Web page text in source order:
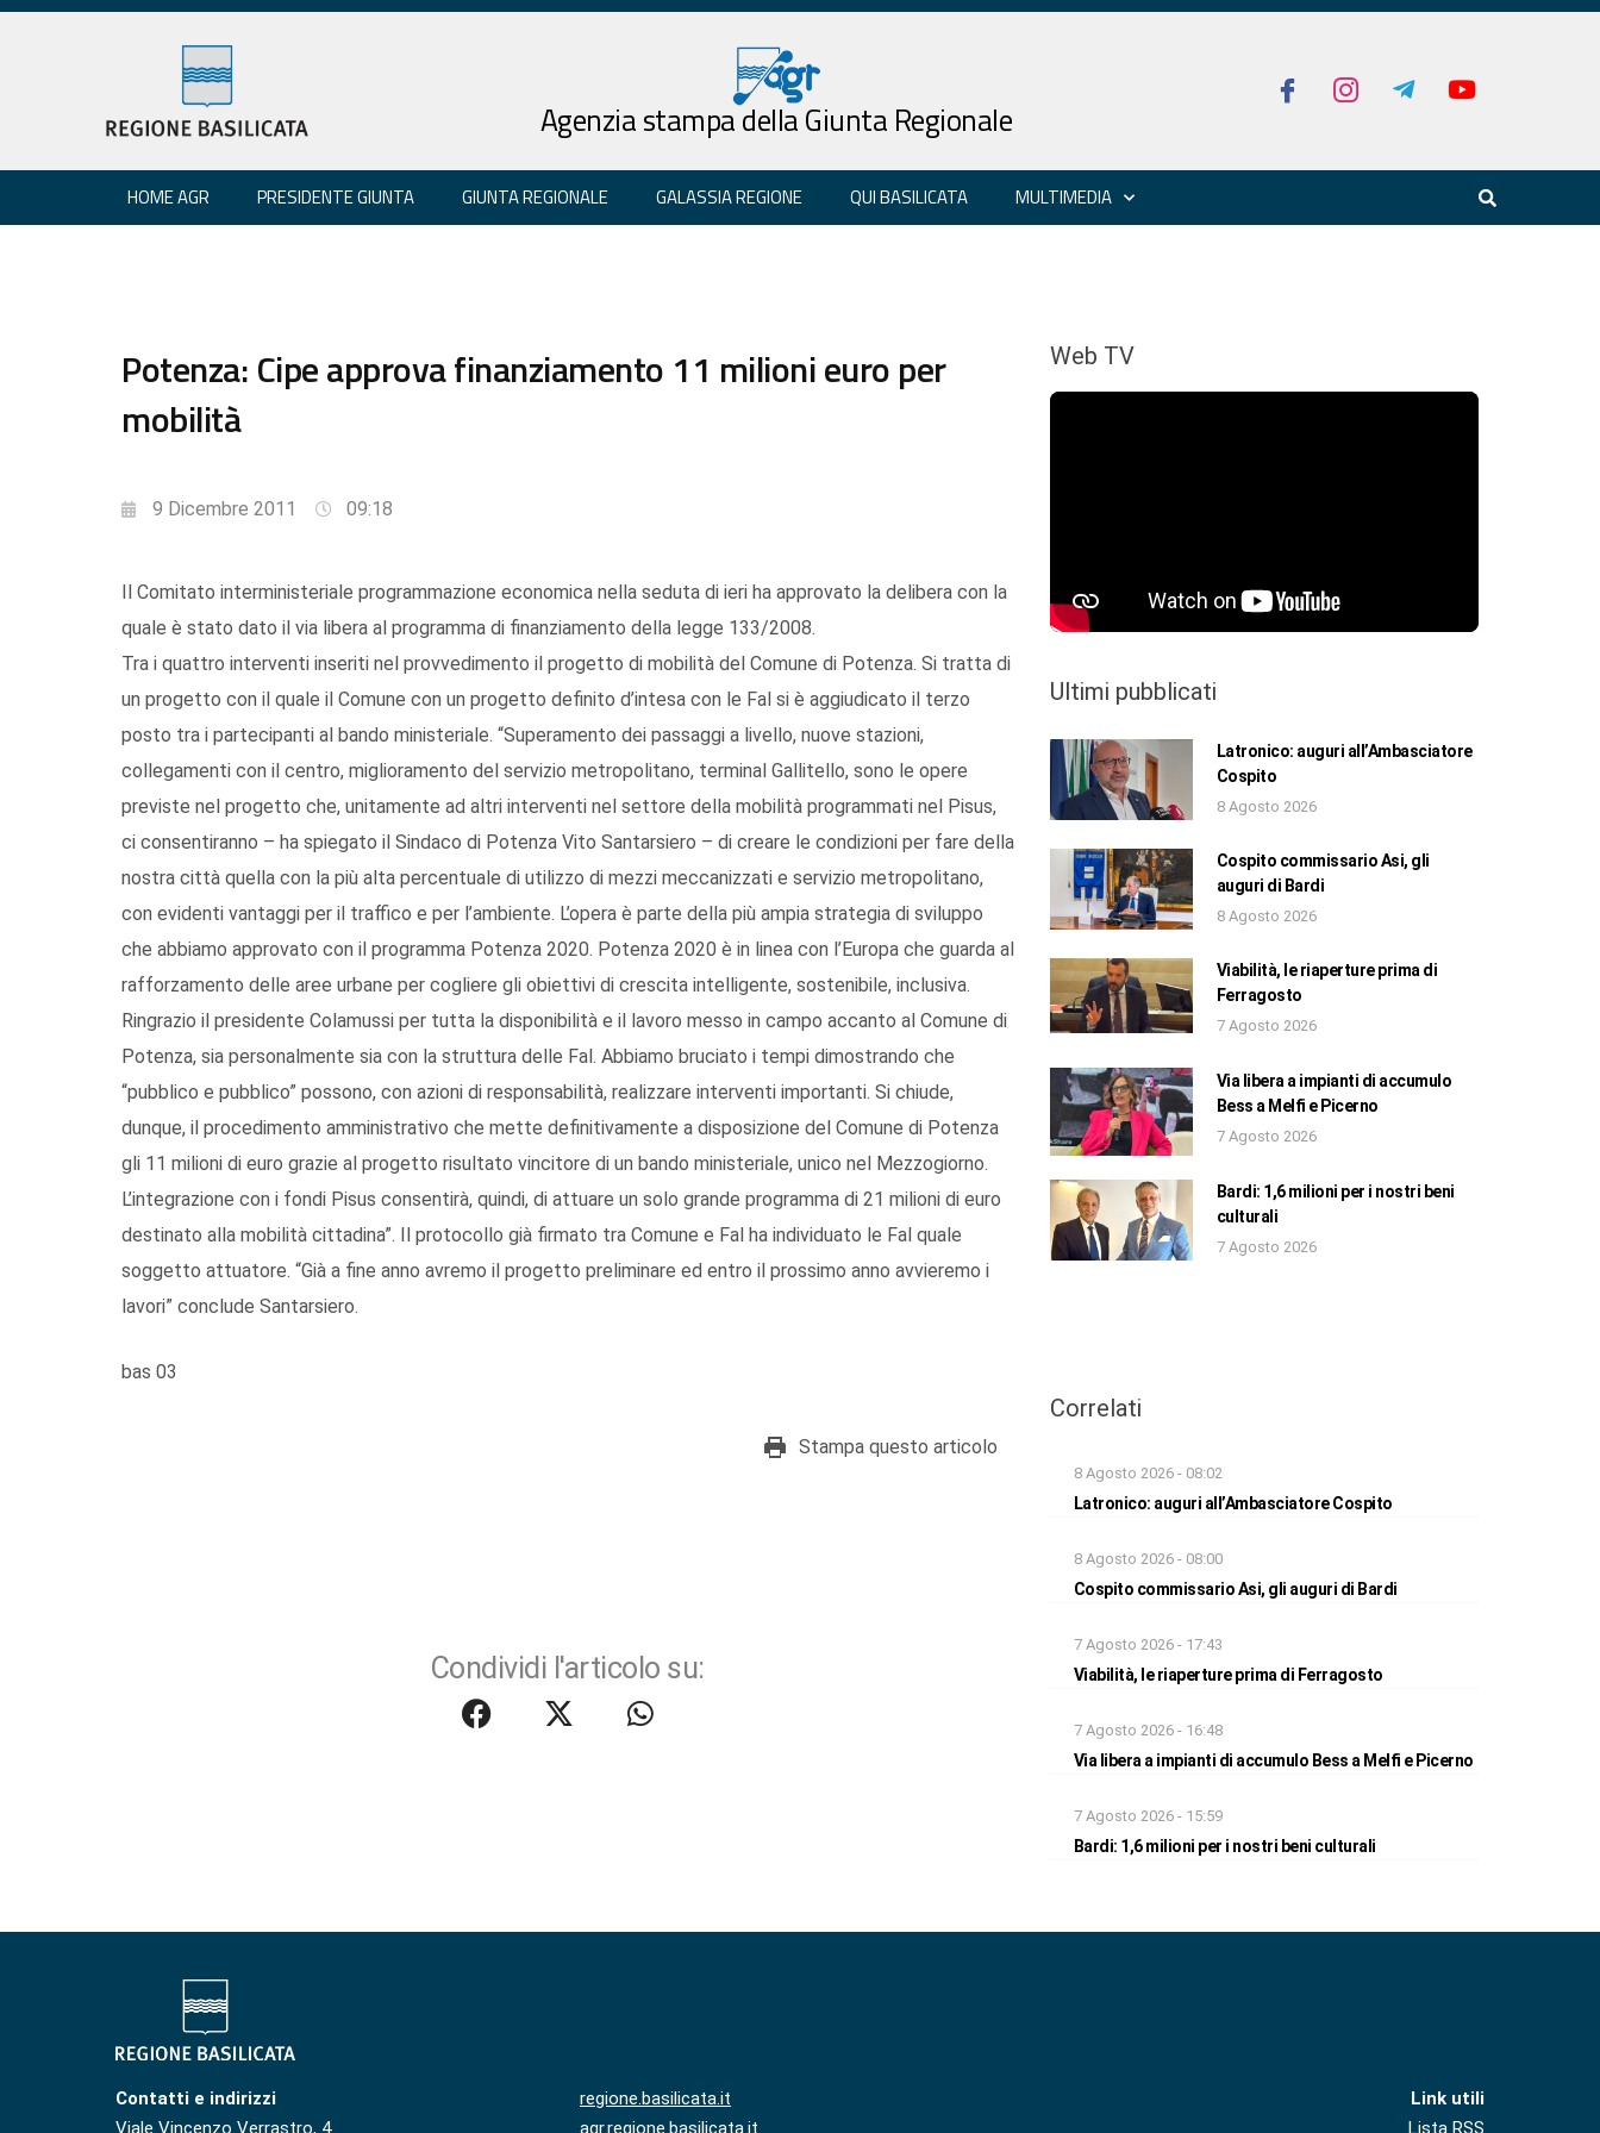
Agenzia stampa della Giunta Regionale
HOME AGR PRESIDENTE GIUNTA GIUNTA REGIONALE GALASSIA REGIONE QUI BASILICATA MULTIMEDIA
Potenza: Cipe approva finanziamento 11 milioni euro per
mobilità
9 Dicembre 2011 09:18
Il Comitato interministeriale programmazione economica nella seduta di ieri ha approvato la delibera con la
quale è stato dato il via libera al programma di finanziamento della legge 133/2008.
Tra i quattro interventi inseriti nel provvedimento il progetto di mobilità del Comune di Potenza. Si tratta di
un progetto con il quale il Comune con un progetto definito d’intesa con le Fal si è aggiudicato il terzo
posto tra i partecipanti al bando ministeriale. “Superamento dei passaggi a livello, nuove stazioni,
collegamenti con il centro, miglioramento del servizio metropolitano, terminal Gallitello, sono le opere
previste nel progetto che, unitamente ad altri interventi nel settore della mobilità programmati nel Pisus,
ci consentiranno – ha spiegato il Sindaco di Potenza Vito Santarsiero – di creare le condizioni per fare della
nostra città quella con la più alta percentuale di utilizzo di mezzi meccanizzati e servizio metropolitano,
con evidenti vantaggi per il traffico e per l’ambiente. L’opera è parte della più ampia strategia di sviluppo
che abbiamo approvato con il programma Potenza 2020. Potenza 2020 è in linea con l’Europa che guarda al
rafforzamento delle aree urbane per cogliere gli obiettivi di crescita intelligente, sostenibile, inclusiva.
Ringrazio il presidente Colamussi per tutta la disponibilità e il lavoro messo in campo accanto al Comune di
Potenza, sia personalmente sia con la struttura delle Fal. Abbiamo bruciato i tempi dimostrando che
“pubblico e pubblico” possono, con azioni di responsabilità, realizzare interventi importanti. Si chiude,
dunque, il procedimento amministrativo che mette definitivamente a disposizione del Comune di Potenza
gli 11 milioni di euro grazie al progetto risultato vincitore di un bando ministeriale, unico nel Mezzogiorno.
L’integrazione con i fondi Pisus consentirà, quindi, di attuare un solo grande programma di 21 milioni di euro
destinato alla mobilità cittadina”. Il protocollo già firmato tra Comune e Fal ha individuato le Fal quale
soggetto attuatore. “Già a fine anno avremo il progetto preliminare ed entro il prossimo anno avvieremo i
lavori” conclude Santarsiero.
bas 03
Stampa questo articolo
Condividi l'articolo su:
Web TV
Ultimi pubblicati
Latronico: auguri all’Ambasciatore
Cospito
8 Agosto 2026
Cospito commissario Asi, gli
auguri di Bardi
8 Agosto 2026
Viabilità, le riaperture prima di
Ferragosto
7 Agosto 2026
Via libera a impianti di accumulo
Bess a Melfi e Picerno
7 Agosto 2026
Bardi: 1,6 milioni per i nostri beni
culturali
7 Agosto 2026
Correlati
8 Agosto 2026 - 08:02
Latronico: auguri all’Ambasciatore Cospito
8 Agosto 2026 - 08:00
Cospito commissario Asi, gli auguri di Bardi
7 Agosto 2026 - 17:43
Viabilità, le riaperture prima di Ferragosto
7 Agosto 2026 - 16:48
Via libera a impianti di accumulo Bess a Melfi e Picerno
7 Agosto 2026 - 15:59
Bardi: 1,6 milioni per i nostri beni culturali
Contatti e indirizzi
Viale Vincenzo Verrastro, 4
regione.basilicata.it
agr.regione.basilicata.it
Link utili
Lista RSS